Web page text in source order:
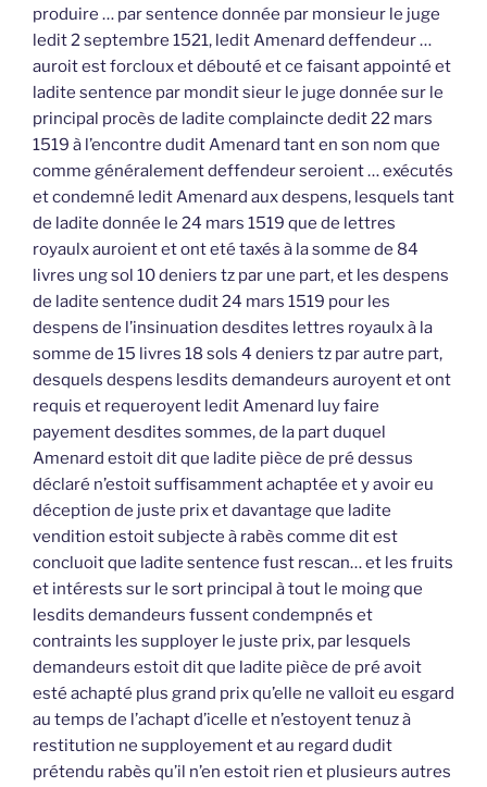
produire … par sentence donnée par monsieur le juge
ledit 2 septembre 1521, ledit Amenard deffendeur …
auroit est forcloux et débouté et ce faisant appointé et
ladite sentence par mondit sieur le juge donnée sur le
principal procès de ladite complaincte dedit 22 mars
1519 à l’encontre dudit Amenard tant en son nom que
comme généralement deffendeur seroient … exécutés
et condemné ledit Amenard aux despens, lesquels tant
de ladite donnée le 24 mars 1519 que de lettres
royaulx auroient et ont eté taxés à la somme de 84
livres ung sol 10 deniers tz par une part, et les despens
de ladite sentence dudit 24 mars 1519 pour les
despens de l’insinuation desdites lettres royaulx à la
somme de 15 livres 18 sols 4 deniers tz par autre part,
desquels despens lesdits demandeurs auroyent et ont
requis et requeroyent ledit Amenard luy faire
payement desdites sommes, de la part duquel
Amenard estoit dit que ladite pièce de pré dessus
déclaré n’estoit suffisamment achaptée et y avoir eu
déception de juste prix et davantage que ladite
vendition estoit subjecte à rabès comme dit est
concluoit que ladite sentence fust rescan… et les fruits
et intérests sur le sort principal à tout le moing que
lesdits demandeurs fussent condempnés et
contraints les supployer le juste prix, par lesquels
demandeurs estoit dit que ladite pièce de pré avoit
esté achapté plus grand prix qu’elle ne valloit eu esgard
au temps de l’achapt d’icelle et n’estoyent tenuz à
restitution ne supployement et au regard dudit
prétendu rabès qu’il n’en estoit rien et plusieurs autres